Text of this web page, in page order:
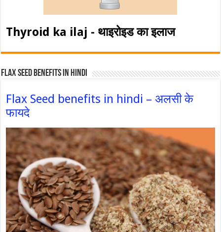
Thyroid ka ilaj - थाइरोइड का इलाज
Flax Seed Benefits in hindi
Flax Seed benefits in hindi – अलसी के
फायदे